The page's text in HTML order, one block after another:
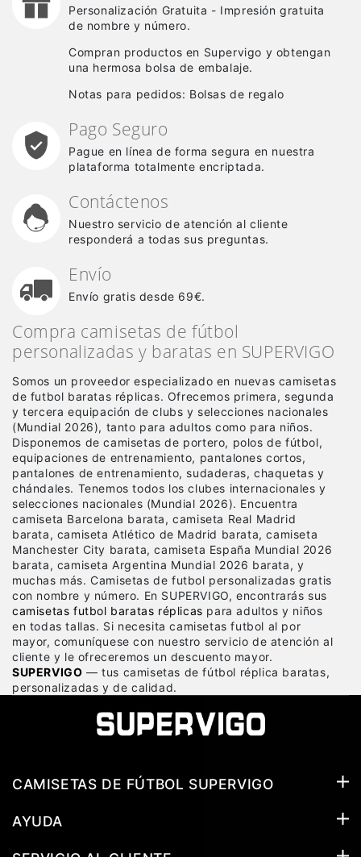
Personalización Gratuita - Impresión gratuita
de nombre y número.
Compran productos en Supervigo y obtengan
una hermosa bolsa de embalaje.
Notas para pedidos: Bolsas de regalo
Pago Seguro
Pague en línea de forma segura en nuestra
plataforma totalmente encriptada.
Contáctenos
Nuestro servicio de atención al cliente
responderá a todas sus preguntas.
Envío
Envío gratis desde 69€.
Compra camisetas de fútbol
personalizadas y baratas en SUPERVIGO
Somos un proveedor especializado en nuevas camisetas
de futbol baratas réplicas. Ofrecemos primera, segunda
y tercera equipación de clubs y selecciones nacionales
(Mundial 2026), tanto para adultos como para niños.
Disponemos de camisetas de portero, polos de fútbol,
equipaciones de entrenamiento, pantalones cortos,
pantalones de entrenamiento, sudaderas, chaquetas y
chándales. Tenemos todos los clubes internacionales y
selecciones nacionales (Mundial 2026). Encuentra
camiseta Barcelona barata, camiseta Real Madrid
barata, camiseta Atlético de Madrid barata, camiseta
Manchester City barata, camiseta España Mundial 2026
barata, camiseta Argentina Mundial 2026 barata, y
muchas más. Camisetas de futbol personalizadas gratis
con nombre y número. En SUPERVIGO, encontrarás sus
camisetas futbol baratas réplicas para adultos y niños
en todas tallas. Si necesita camisetas futbol al por
mayor, comuníquese con nuestro servicio de atención al
cliente y le ofreceremos un descuento mayor.
SUPERVIGO — tus camisetas de fútbol réplica baratas,
personalizadas y de calidad.
CAMISETAS DE FÚTBOL SUPERVIGO
AYUDA